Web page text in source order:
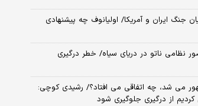
جنگ ایران و آمریکا/ اولیانوف چه پیشنهادی
نظامی ناتو در دریای سیاه/ خطر درگیری
می شد، چه اتفاقی می افتاد؟/ رشیدی کوچی:
از درگیری جلوگیری شود